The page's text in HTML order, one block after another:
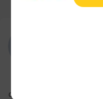
campus de